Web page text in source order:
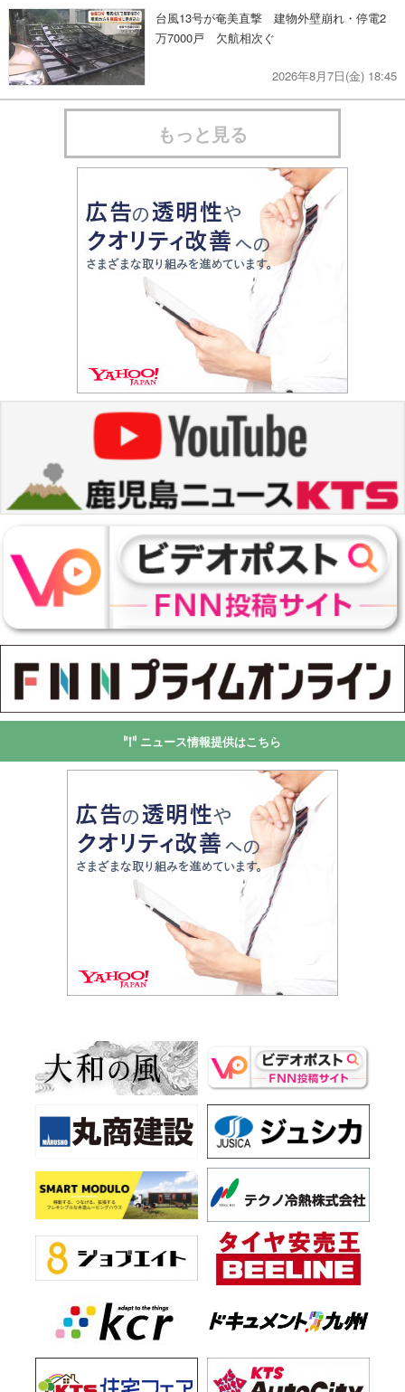
台風13号が奄美直撃 建物外壁崩れ・停電2
万7000戸 欠航相次ぐ
2026年8月7日(金) 18:45
もっと見る
ニュース情報提供はこちら